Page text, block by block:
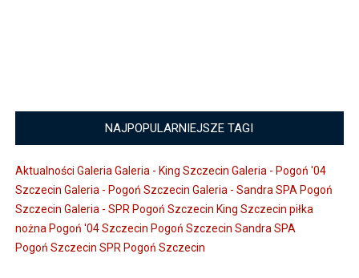
NAJPOPULARNIEJSZE TAGI
Aktualności Galeria Galeria - King Szczecin Galeria - Pogoń '04
Szczecin Galeria - Pogoń Szczecin Galeria - Sandra SPA Pogoń
Szczecin Galeria - SPR Pogoń Szczecin King Szczecin piłka
nożna Pogoń '04 Szczecin Pogoń Szczecin Sandra SPA
Pogoń Szczecin SPR Pogoń Szczecin